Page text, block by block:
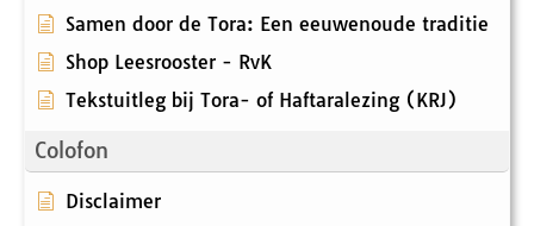
Samen door de Tora: Een eeuwenoude traditie
Shop Leesrooster - RvK
Tekstuitleg bij Tora- of Haftaralezing (KRJ)
Colofon
Disclaimer